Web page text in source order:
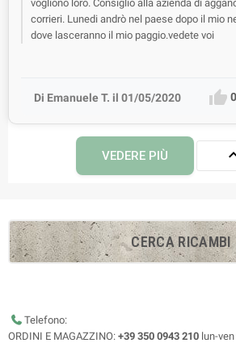
vogliono loro. Consiglio alla azienda di
corrieri. Lunedi andrò nel paese dopo il mio
dove lasceranno il mio paggio.vedete voi
Di Emanuele T. il 01/05/2020  0
VEDERE PIÙ
CERCA RICAMBI
Telefono:
ORDINI E MAGAZZINO: +39 350 0943 210 lun-